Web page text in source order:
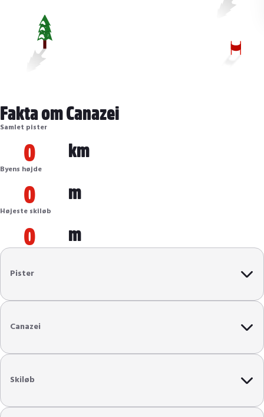
Fakta om Canazei
Samlet pister
0 km
Byens højde
0 m
Højeste skiløb
0 m
Pister
Blå pister
575km
Røde pister km
Canazei
Antal lifte
450
Liftkapacitet per/t
Skiløb
Børn